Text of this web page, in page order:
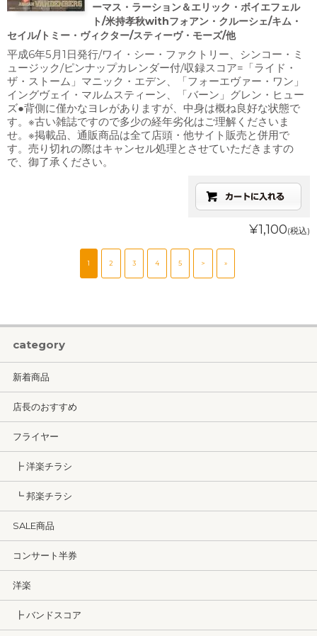
ーマス・ラーション＆エリック・ボイエフェル
ト/米持孝秋withフォアン・クルーシェ/キム・
セイル/トミー・ヴィクター/スティーヴ・モーズ/他
平成6年5月1日発行/ワイ・シー・ファクトリー、シンコー・ミ
ュージック/ピンナップカレンダー付/収録スコア=「ライド・
ザ・ストーム」マニック・エデン、「フォーエヴァー・ワン」
イングヴェイ・マルムスティーン、「バーン」グレン・ヒュー
ズ●背側に僅かなヨレがありますが、中身は概ね良好な状態で
す。※古い雑誌ですので多少の経年劣化はご理解くださいま
せ。※掲載品、通販商品は全て店頭・他サイト販売と併用で
す。売り切れの際はキャンセル処理とさせていただきますの
で、御了承ください。
¥1,100(税込)
1 2 3 4 5 > »
category
新着商品
店長のおすすめ
フライヤー
┣ 洋楽チラシ
┗ 邦楽チラシ
SALE商品
コンサート半券
洋楽
┣ バンドスコア